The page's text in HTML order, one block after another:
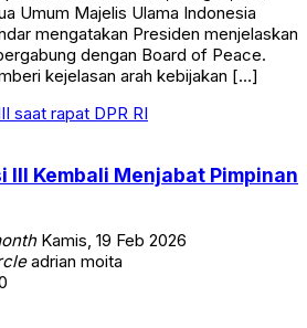
Umum Majelis Ulama Indonesia
mengatakan Presiden menjelaskan
dengan Board of Peace.
kejelasan arah kebijakan […]
III Kembali Menjabat Pimpinan
Kamis, 19 Feb 2026
adrian moita